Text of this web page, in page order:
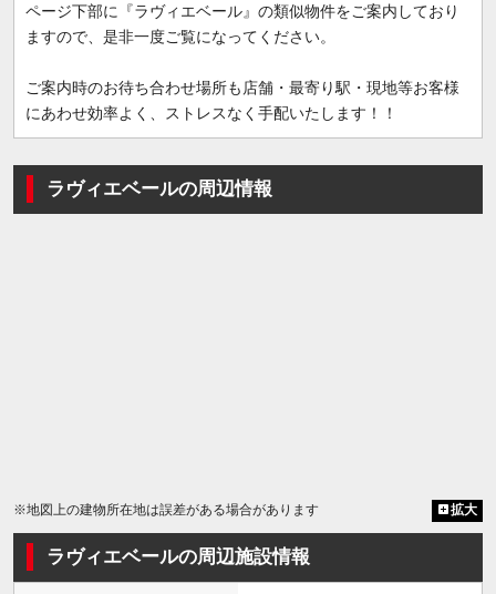
ページ下部に『ラヴィエベール』の類似物件をご案内しており
ますので、是非一度ご覧になってください。
ご案内時のお待ち合わせ場所も店舗・最寄り駅・現地等お客様
にあわせ効率よく、ストレスなく手配いたします！！
ラヴィエベールの周辺情報
※地図上の建物所在地は誤差がある場合があります 拡大
ラヴィエベールの周辺施設情報